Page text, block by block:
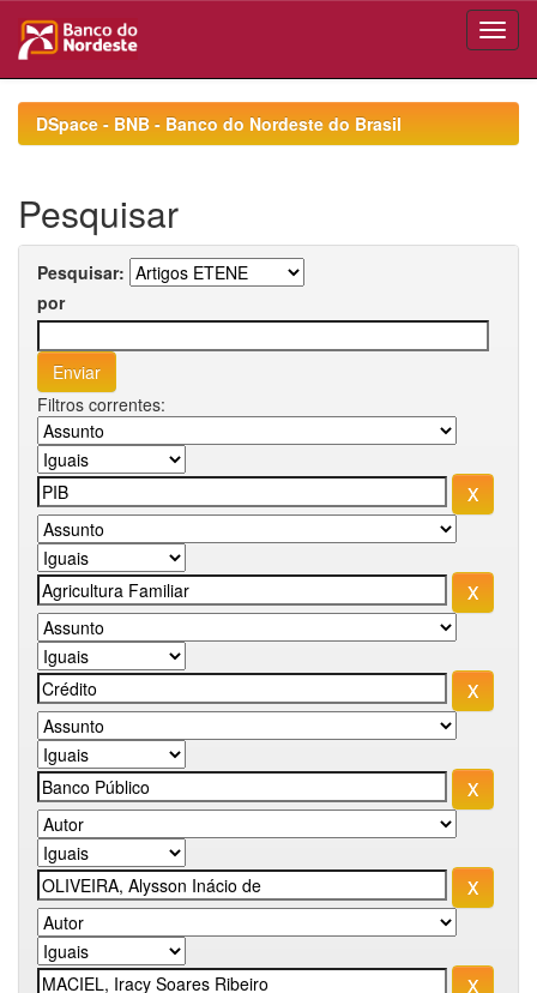
navigationDSpace - BNB - Banco do Nordeste do Brasil
Pesquisar
Pesquisar:
por
Filtros correntes: